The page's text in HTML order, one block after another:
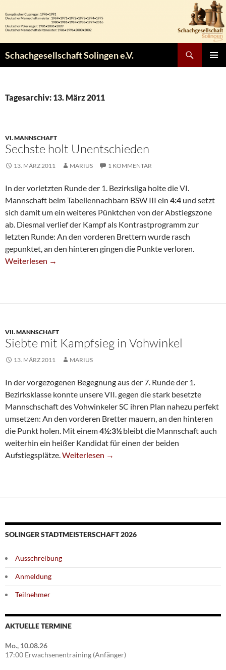
Inhalt
springen
Schachgesellschaft Solingen e.V.
Tagesarchiv: 13. März 2011
VI. MANNSCHAFT
Sechste holt Unentschieden
13. MÄRZ 2011 MARIUS 1 KOMMENTAR
In der vorletzten Runde der 1. Bezirksliga holte die VI.
Mannschaft beim Tabellennachbarn BSW III ein 4:4 und setzt
sich damit um ein weiteres Pünktchen von der Abstiegszone
ab. Diesmal verlief der Kampf als Kontrastprogramm zur
letzten Runde: An den vorderen Brettern wurde rasch
gepunktet, an den hinteren gingen die Punkte verloren.
Sechste Holt Unentschieden
Weiterlesen →
VII. MANNSCHAFT
Siebte mit Kampfsieg in Vohwinkel
13. MÄRZ 2011 MARIUS
In der vorgezogenen Begegnung aus der 7. Runde der 1.
Bezirksklasse konnte unsere VII. gegen die stark besetzte
Mannschschaft des Vohwinkeler SC ihren Plan nahezu perfekt
umsetzen: An den vorderen Bretter mauern, an den hinteren
die Punkt holen. Mit einem4½:3½ bleibt die Mannschaft auch
weiterhin ein heißer Kandidat für einen der beiden
Aufstiegsplätze.Siebte Mit Kampfsieg In Vohwinkel
Weiterlesen →
SOLINGER STADTMEISTERSCHAFT 2026
Ausschreibung
Anmeldung
Teilnehmer
AKTUELLE TERMINE
Mo., 10.08.26
17:00 Erwachsenentraining (Anfänger)